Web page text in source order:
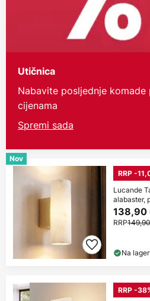
Utičnica
Nabavite posljednje
cijenama
Spremi sada
Nov
RRP -
Lucande
alabaster,
138,90
RRP
Na
RRP -